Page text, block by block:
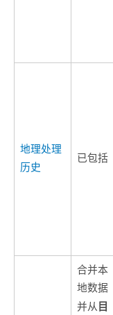
地理处理
历史
已包括
合并本
地数据
并从 目